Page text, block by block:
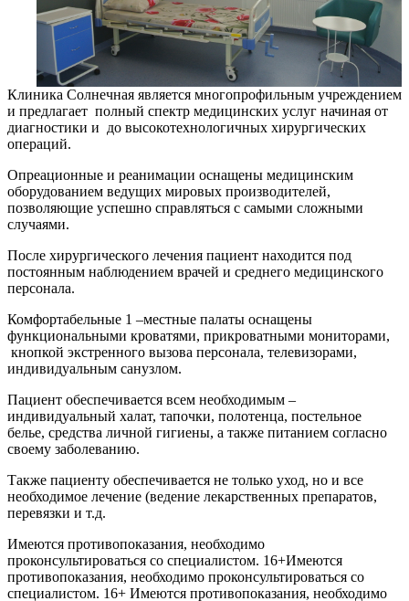
Клиника Солнечная является многопрофильным учреждением
и предлагает полный спектр медицинских услуг начиная от
диагностики и до высокотехнологичных хирургических
операций.
Опреационные и реанимации оснащены медицинским
оборудованием ведущих мировых производителей,
позволяющие успешно справляться с самыми сложными
случаями.
После хирургического лечения пациент находится под
постоянным наблюдением врачей и среднего медицинского
персонала.
Комфортабельные 1 –местные палаты оснащены
функциональными кроватями, прикроватными мониторами,
кнопкой экстренного вызова персонала, телевизорами,
индивидуальным санузлом.
Пациент обеспечивается всем необходимым –
индивидуальный халат, тапочки, полотенца, постельное
белье, средства личной гигиены, а также питанием согласно
своему заболеванию.
Также пациенту обеспечивается не только уход, но и все
необходимое лечение (ведение лекарственных препаратов,
перевязки и т.д.
Имеются противопоказания, необходимо
проконсультироваться со специалистом. 16+Имеются
противопоказания, необходимо проконсультироваться со
специалистом. 16+ Имеются противопоказания, необходимо